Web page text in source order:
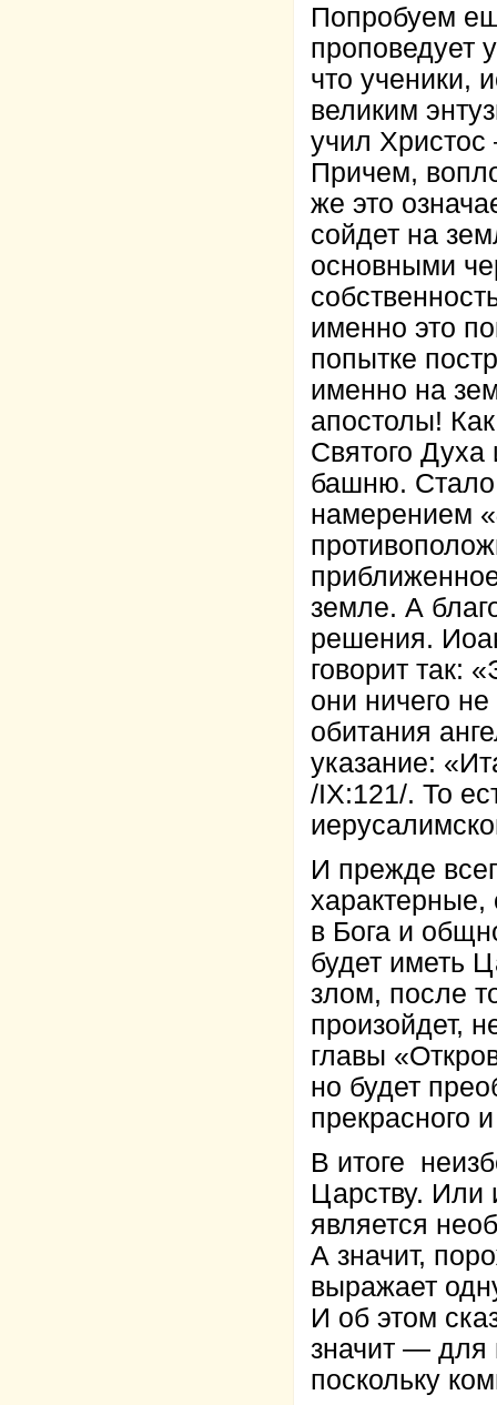
Попробуем
проповедует
что ученики,
великим
учил
Причем,
же это
сойдет на
основными
именно это
попытке
именно на
апостолы!
Святого Духа
башню.
намерением «
земле. А
решения.
говорит так:
они ничего
обитания
указание:
/IX:121/. То
И прежде
в Бога и
будет иметь
злом, после
произойдет,
главы
но будет
прекрасного
В итоге
Царству.
является
А значит,
выражает
И об этом
значит — для
поскольку